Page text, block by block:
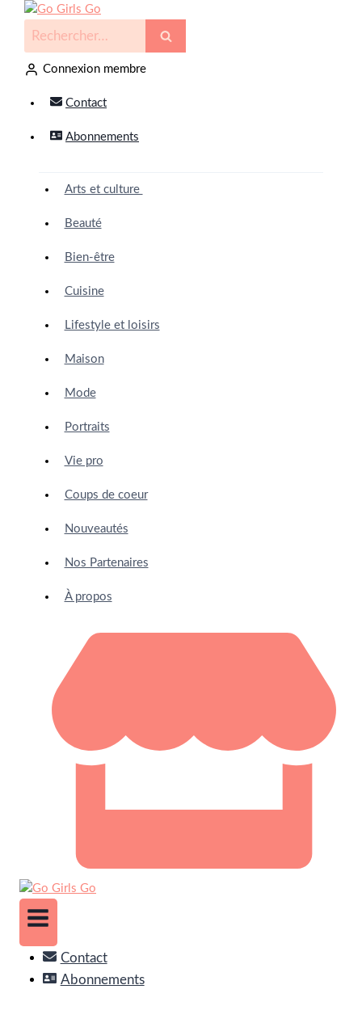
Connexion membre
Contact
Abonnements
Arts et culture
Beauté
Bien-être
Cuisine
Lifestyle et loisirs
Maison
Mode
Portraits
Vie pro
Coups de coeur
Nouveautés
Nos Partenaires
À propos
Contact
Abonnements